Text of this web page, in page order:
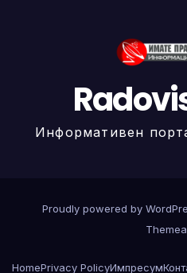
Информативен
Proudly powered by
HomePrivacy PolicyИмпресум